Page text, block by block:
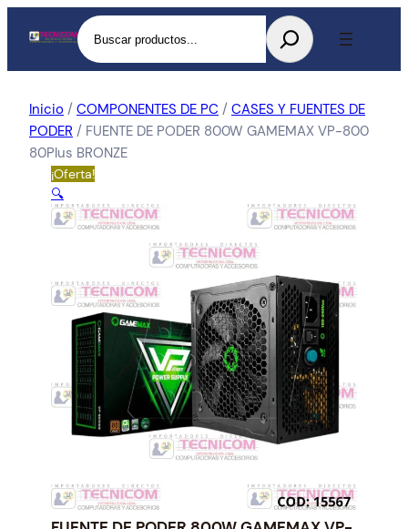
Buscar
Inicio / COMPONENTES DE PC / CASES Y FUENTES DE
PODER / FUENTE DE PODER 800W GAMEMAX VP-800
80Plus BRONZE
¡Oferta!
🔍